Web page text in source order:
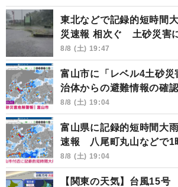
東北などで記録的短時間
災速報 相次ぐ 土砂災害
8/8 (土) 19:47
富山市に「レベル4土砂
治体からの避難情報の確
8/8 (土) 19:04
富山県に記録的短時間大
速報 八尾町丸山などで1
8/8 (土) 19:04
【関東の天気】台風15